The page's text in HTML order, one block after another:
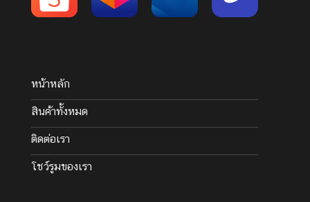
หน้าหลัก
สินค้าทั้งหมด
ติดต่อเรา
โชว์รูมของเรา